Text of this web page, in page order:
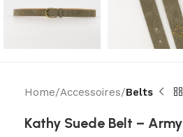
Home Accessoires Belts
Kathy Suede Belt – Army